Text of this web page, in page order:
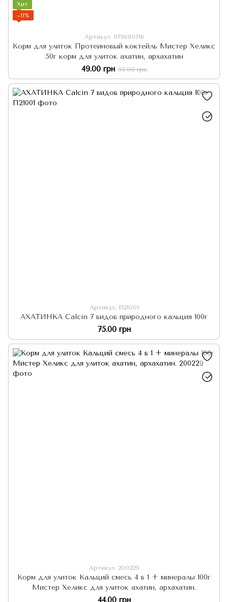
Хит
−11%
Артикул: 1178680716
Корм для улиток Протеиновый коктейль Мистер Хеликс
50г корм для улиток ахатин, архахатин
49.00 грн 55.00 грн
Артикул: П21001
АХАТИНКА Calcin 7 видов природного кальция 100г
75.00 грн
Артикул: 200229
Корм для улиток Кальций смесь 4 в 1 + минералы 100г
Мистер Хеликс для улиток ахатин, архахатин.
44.00 грн